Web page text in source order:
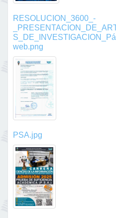
RESOLUCION_3600_-
web.png
PSA.jpg